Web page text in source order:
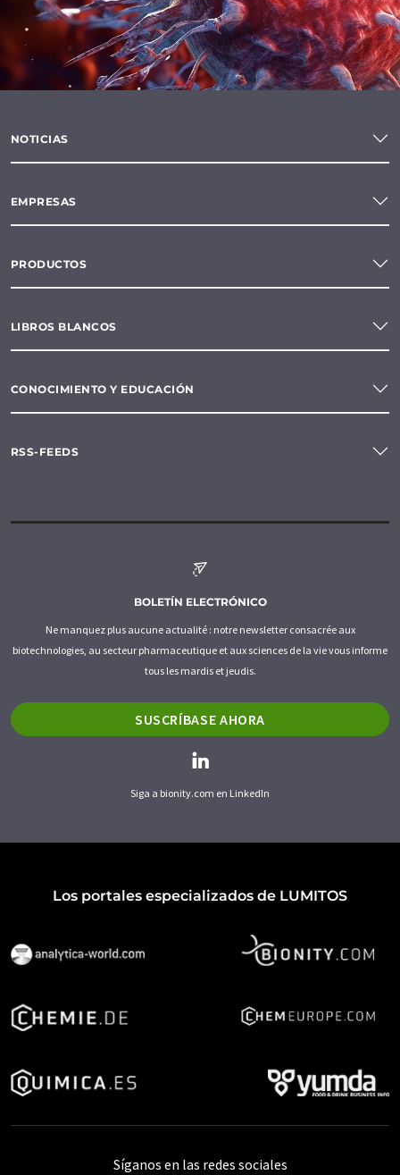
NOTICIAS
EMPRESAS
PRODUCTOS
LIBROS BLANCOS
CONOCIMIENTO Y EDUCACIÓN
RSS-FEEDS
BOLETÍN ELECTRÓNICO
Ne manquez plus aucune actualité : notre newsletter consacrée aux
biotechnologies, au secteur pharmaceutique et aux sciences de la vie vous informe
tous les mardis et jeudis.
SUSCRÍBASE AHORA
Siga a bionity.com en LinkedIn
Los portales especializados de LUMITOS
Síganos en las redes sociales